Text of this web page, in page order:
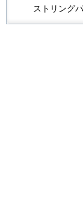
ストリング